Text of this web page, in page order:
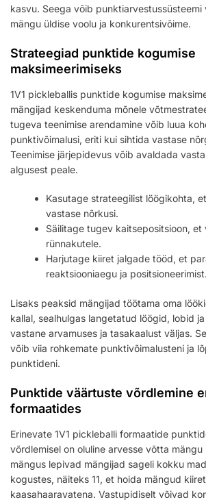
kasvu. Seega võib punktiarvestussüsteemi
mängu üldise voolu ja konkurentsivõime.
Strateegiad punktide kogumise
maksimeerimiseks
1V1 pickleballis punktide kogumise
mängijad keskenduma mõnele
tugeva teenimise arendamine võib luua
punktivõimalusi, eriti kui sihtida vastase
Teenimise järjepidevus võib avaldada
algusest peale.
Kasutage strateegilist löögikohta,
vastase nõrkusi.
Säilitage tugev kaitsepositsioon, et
rünnakutele.
Harjutage kiiret jalgade tööd, et
reaktsiooniaegu ja positsioneerimist.
Lisaks peaksid mängijad töötama oma
kallal, sealhulgas langetatud löögid, lobid
vastane arvamuses ja tasakaalust väljas.
võib viia rohkemate punktivõimalusteni ja
punktideni.
Punktide väärtuste võrdlemine
formaatides
Erinevate 1V1 pickleballi formaatide
võrdlemisel on oluline arvesse võtta
mängus lepivad mängijad sageli kokku
kogustes, näiteks 11, et hoida mängud
kaasahaaravatena. Vastupidiselt võivad